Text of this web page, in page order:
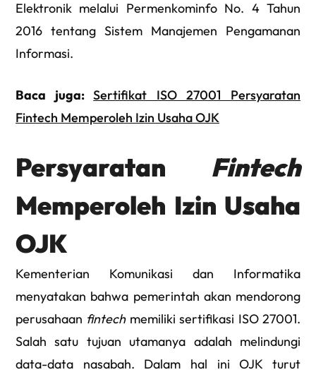
Elektronik melalui Permenkominfo No. 4 Tahun
2016 tentang Sistem Manajemen Pengamanan
Informasi.
Baca juga:Sertifikat ISO 27001 Persyaratan
Fintech Memperoleh Izin Usaha OJK
Persyaratan Fintech
Memperoleh Izin Usaha
OJK
Kementerian Komunikasi dan Informatika
menyatakan bahwa pemerintah akan mendorong
perusahaan fintech memiliki sertifikasi ISO 27001.
Salah satu tujuan utamanya adalah melindungi
data-data nasabah. Dalam hal ini OJK turut